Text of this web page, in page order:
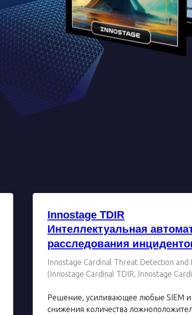
Innostage TDIR
Интеллектуальная
расследования
Innostage Cardinal Threat Detection and
(Innostage Cardinal TDIR, Innostage
Решение, усиливающее любые SIEM и
снижения количества